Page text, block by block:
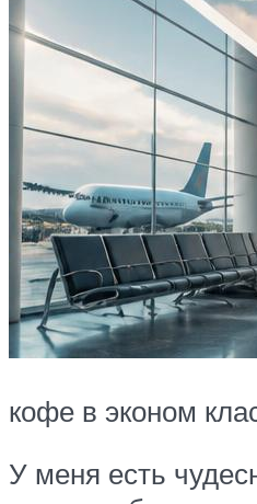
кофе в эконом
У меня есть